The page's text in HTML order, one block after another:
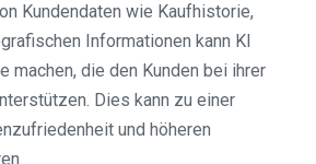
Kundendaten wie Kaufhistorie,
Informationen kann KI
machen, die den Kunden bei ihrer
Dies kann zu einer
und höheren